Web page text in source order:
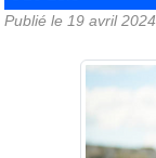
Publié le 19 avril 2024